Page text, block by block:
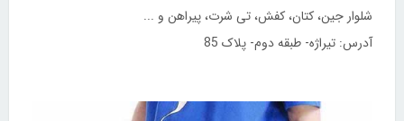
شلوار جین، کتان، کفش، تی شرت، پیراهن و ...
آدرس: تیراژه- طبقه دوم- پلاک 85